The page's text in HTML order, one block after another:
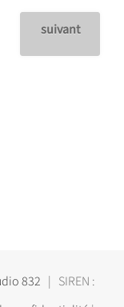
suivant
832 | SIREN :